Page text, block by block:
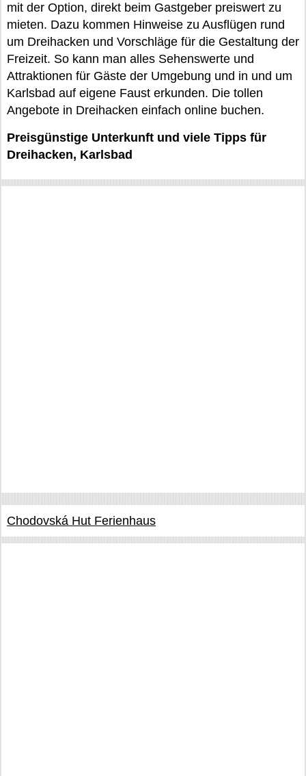
mit der Option, direkt beim Gastgeber preiswert zu
mieten. Dazu kommen Hinweise zu Ausflügen rund
um Dreihacken und Vorschläge für die Gestaltung der
Freizeit. So kann man alles Sehenswerte und
Attraktionen für Gäste der Umgebung und in und um
Karlsbad auf eigene Faust erkunden. Die tollen
Angebote in Dreihacken einfach online buchen.
Preisgünstige Unterkunft und viele Tipps für
Dreihacken, Karlsbad
Chodovská Hut Ferienhaus